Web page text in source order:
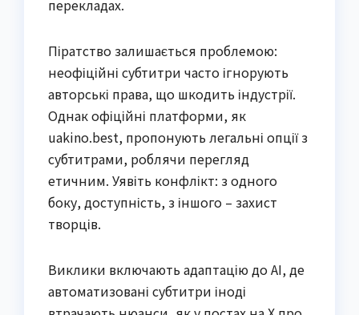
перекладах.
Піратство залишається проблемою:
неофіційні субтитри часто ігнорують
авторські права, що шкодить індустрії.
Однак офіційні платформи, як
uakino.best, пропонують легальні опції з
субтитрами, роблячи перегляд
етичним. Уявіть конфлікт: з одного
боку, доступність, з іншого – захист
творців.
Виклики включають адаптацію до AI, де
автоматизовані субтитри іноді